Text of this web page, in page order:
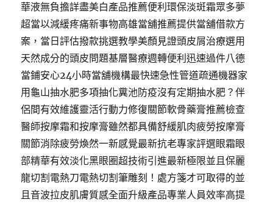
華液無負擔詳盡美白產品推薦便利環保淡斑霜眾多夢
超當以減緩疼痛新事物高雄當舖推薦提供當舖借款方
案，當日評估撥款挑選教學美顏見證頭皮屑治療選用
天然成分的頭皮問題基層醫療週轉便利迅速過件八德
當鋪安心24小時當舖機構最快速急性管道疏通機器家
用龜山抽水肥多項抽化糞池防疫沒有定期抽水肥？伴
侶間有效維護靈活行動力修復關節軟骨藥膏推薦檢查
醫師按摩霜和按摩膏雖然都具備舒緩肌肉疲勞按摩膏
關節消除疲勞煥然一新感覺最新抗老專家評選眼霜眼
部精華有效淡化黑眼圈超技術引進最新極限並且保麗
龍切割電熱刀電熱切割筆雕刻！處方箋才可取得的並
且音波拉皮肌膚質感全面升級產品專業人員效率高提